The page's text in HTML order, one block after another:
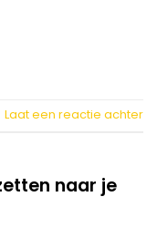
Laat een reactie achter
naar je